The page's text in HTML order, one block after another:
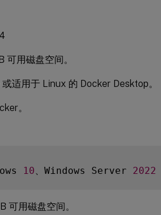
可用磁盘空间。
适用于 Linux 的 Docker Desktop。
。
10 、Windows Server 2022
可用磁盘空间。